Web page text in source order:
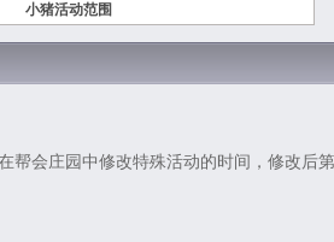
小猪活动范围
帮会庄园中修改特殊活动的时间，修改后第